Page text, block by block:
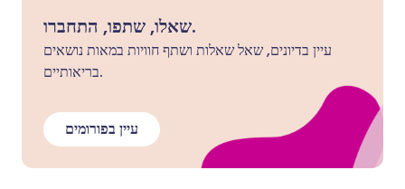
שאלו, שתפו, התחברו.
עיין בדיונים, שאל שאלות ושתף חוויות במאות נושאים
בריאותיים.
עיין בפורומים